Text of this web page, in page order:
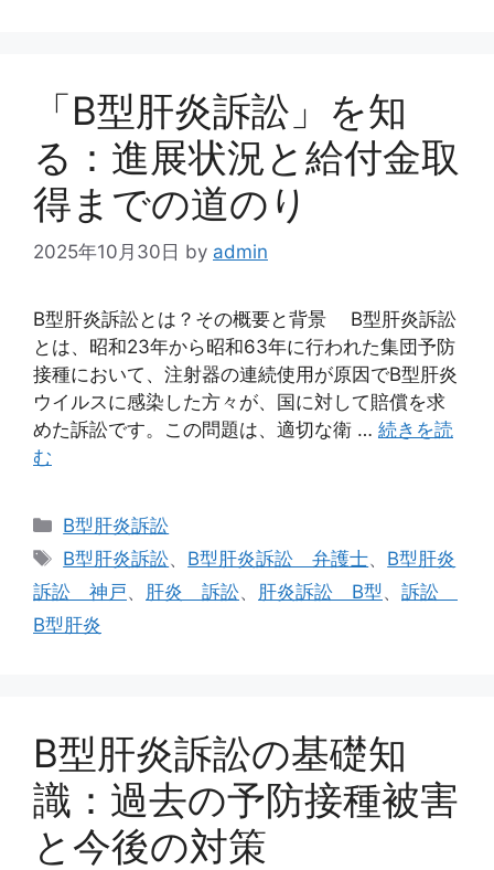
「B型肝炎訴訟」を知
る：進展状況と給付金取
得までの道のり
2025年10月30日 by admin
B型肝炎訴訟とは？その概要と背景 B型肝炎訴訟
とは、昭和23年から昭和63年に行われた集団予防
接種において、注射器の連続使用が原因でB型肝炎
ウイルスに感染した方々が、国に対して賠償を求
めた訴訟です。この問題は、適切な衛 … 続きを読
む
カ
テ
リ
ー
B型肝炎訴訟
タ
グ
B型肝炎訴訟、 B型肝炎訴訟 弁護士、 B型肝炎
訴訟 神戸、 肝炎 訴訟、 肝炎訴訟 B型、 訴訟
B型肝炎
B型肝炎訴訟の基礎知
識：過去の予防接種被害
と今後の対策